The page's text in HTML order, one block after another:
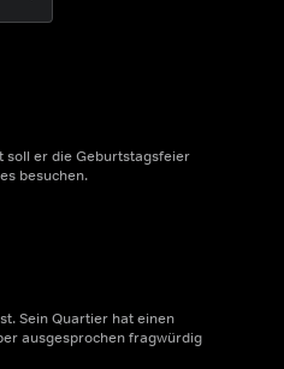
soll er die Geburtstagsfeier
besuchen.
Sein Quartier hat einen
ausgesprochen fragwürdig